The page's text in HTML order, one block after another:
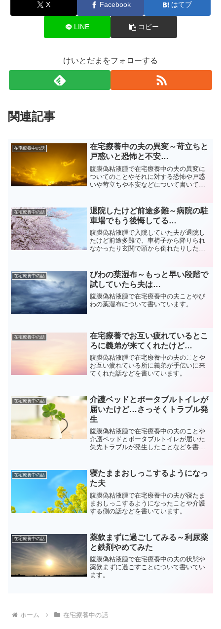
X Facebook はてブ
LINE コピー
けいとだまをフォローする
関連記事
在宅療養中の話
在宅療養中の夫の異変～苛立ちと
戸惑いと恐怖と不安…
腹膜偽粘液腫で在宅療養中の夫の異変に
ついてのことやそれに対する恐怖や戸惑
いや苛立ちや不安などについて書いてい
在宅療養中の話
退院したけど前途多難～病院の駐
車場でもう後悔してる…
腹膜偽粘液腫で入院していた夫が退院し
たけど前途多難で、車椅子から降りられ
なかったり玄関で頭から倒れたりしたこ
在宅療養中の話
びわの葉湿布～もっと早い段階で
試していたら夫は…
腹膜偽粘液腫で在宅療養中の夫ことやび
わの葉湿布について書いています。
在宅療養中の話
在宅療養でお互い疲れているとこ
ろに義弟が来てくれたけど…
腹膜偽粘液腫で在宅療養中の夫のことや
お互い疲れている所に義弟が手伝いに来
てくれた話などを書いています。
在宅療養中の話
介護ベッドとポータブルトイレが
届いたけど…さっそくトラブル発
生
腹膜偽粘液腫で在宅療養中の夫のことや
介護ベッドとポータブルトイレが届いた
矢先トラブルが発生したことなどを書い
在宅療養中の話
寝たままおしっこするようになっ
た夫
腹膜偽粘液腫で在宅療養中の夫が寝たま
まおしっこするようになったことや介護
する側の話などを書いています。
在宅療養中の話
薬飲まずに過ごしてみる～利尿薬
と鉄剤やめてみた
腹膜偽粘液腫で在宅療養中の夫の状態や
薬飲まずに過ごすことについて書いてい
ます。
ホーム 在宅療養中の話